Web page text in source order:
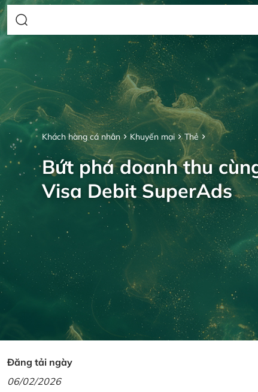
Khách hàng cá nhân Khuyến mại Thẻ
Bứt phá doanh thu
Visa Debit SuperAds
Đăng tải ngày
06/02/2026